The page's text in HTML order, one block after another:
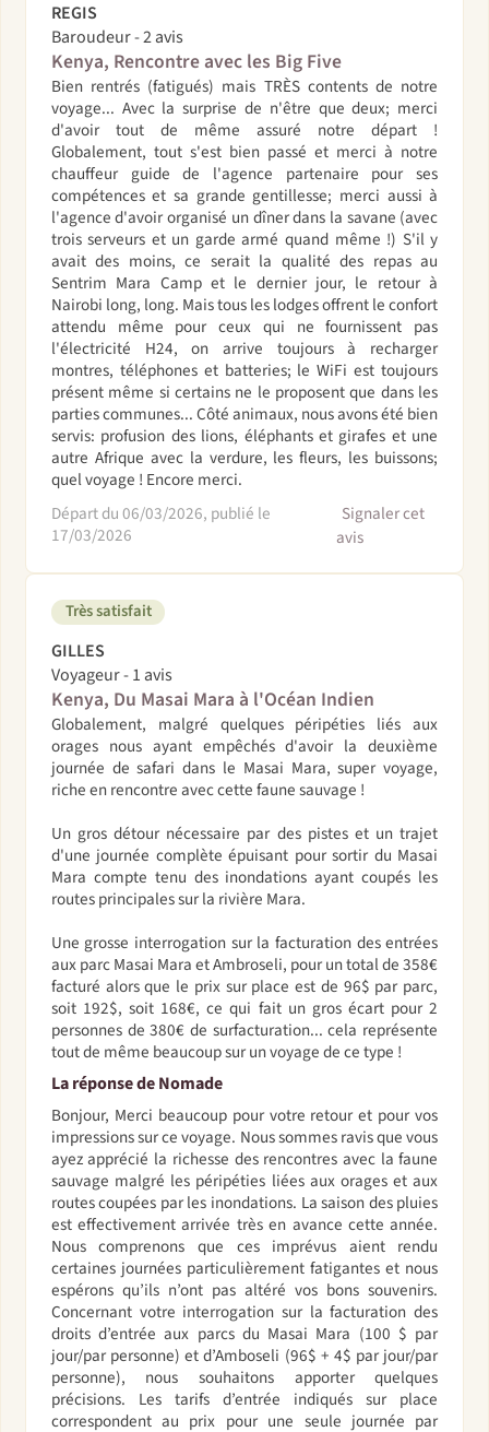
REGIS
Baroudeur - 2 avis
Kenya, Rencontre avec les Big Five
Bien rentrés (fatigués) mais TRÈS contents de notre
voyage... Avec la surprise de n'être que deux; merci
d'avoir tout de même assuré notre départ !
Globalement, tout s'est bien passé et merci à notre
chauffeur guide de l'agence partenaire pour ses
compétences et sa grande gentillesse; merci aussi à
l'agence d'avoir organisé un dîner dans la savane (avec
trois serveurs et un garde armé quand même !) S'il y
avait des moins, ce serait la qualité des repas au
Sentrim Mara Camp et le dernier jour, le retour à
Nairobi long, long. Mais tous les lodges offrent le confort
attendu même pour ceux qui ne fournissent pas
l'électricité H24, on arrive toujours à recharger
montres, téléphones et batteries; le WiFi est toujours
présent même si certains ne le proposent que dans les
parties communes... Côté animaux, nous avons été bien
servis: profusion des lions, éléphants et girafes et une
autre Afrique avec la verdure, les fleurs, les buissons;
quel voyage ! Encore merci.
Départ du 06/03/2026, publié le
17/03/2026
Signaler cet
avis
Très satisfait
GILLES
Voyageur - 1 avis
Kenya, Du Masai Mara à l'Océan Indien
Globalement, malgré quelques péripéties liés aux
orages nous ayant empêchés d'avoir la deuxième
journée de safari dans le Masai Mara, super voyage,
riche en rencontre avec cette faune sauvage !
Un gros détour nécessaire par des pistes et un trajet
d'une journée complète épuisant pour sortir du Masai
Mara compte tenu des inondations ayant coupés les
routes principales sur la rivière Mara.
Une grosse interrogation sur la facturation des entrées
aux parc Masai Mara et Ambroseli, pour un total de 358€
facturé alors que le prix sur place est de 96$ par parc,
soit 192$, soit 168€, ce qui fait un gros écart pour 2
personnes de 380€ de surfacturation... cela représente
tout de même beaucoup sur un voyage de ce type !
La réponse de Nomade
Bonjour, Merci beaucoup pour votre retour et pour vos
impressions sur ce voyage. Nous sommes ravis que vous
ayez apprécié la richesse des rencontres avec la faune
sauvage malgré les péripéties liées aux orages et aux
routes coupées par les inondations. La saison des pluies
est effectivement arrivée très en avance cette année.
Nous comprenons que ces imprévus aient rendu
certaines journées particulièrement fatigantes et nous
espérons qu’ils n’ont pas altéré vos bons souvenirs.
Concernant votre interrogation sur la facturation des
droits d’entrée aux parcs du Masai Mara (100 $ par
jour/par personne) et d’Amboseli (96$ + 4$ par jour/par
personne), nous souhaitons apporter quelques
précisions. Les tarifs d’entrée indiqués sur place
correspondent au prix pour une seule journée par